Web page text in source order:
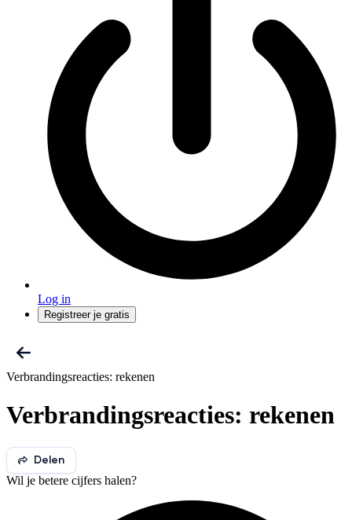
Log in
Registreer je gratis
Verbrandingsreacties: rekenen
Verbrandingsreacties: rekenen
Delen
Wil je betere cijfers halen?